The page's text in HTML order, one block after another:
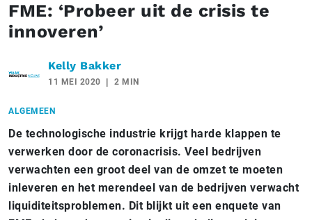
FME: ‘Probeer uit de crisis te
innoveren’
Kelly Bakker
11 MEI 2020 2 MIN
ALGEMEEN
De technologische industrie krijgt harde klappen te
verwerken door de coronacrisis. Veel bedrijven
verwachten een groot deel van de omzet te moeten
inleveren en het merendeel van de bedrijven verwacht
liquiditeitsproblemen. Dit blijkt uit een enquete van